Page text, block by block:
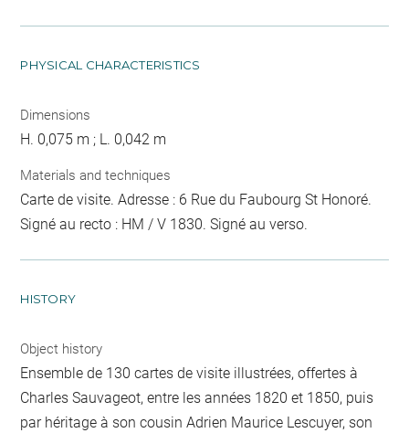
PHYSICAL CHARACTERISTICS
Dimensions
H. 0,075 m ; L. 0,042 m
Materials and techniques
Carte de visite. Adresse : 6 Rue du Faubourg St Honoré.
Signé au recto : HM / V 1830. Signé au verso.
HISTORY
Object history
Ensemble de 130 cartes de visite illustrées, offertes à
Charles Sauvageot, entre les années 1820 et 1850, puis
par héritage à son cousin Adrien Maurice Lescuyer, son